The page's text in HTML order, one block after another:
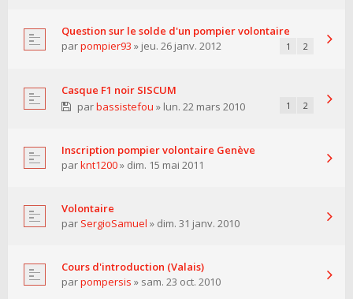
Question sur le solde d'un pompier volontaire
parpompier93 » jeu. 26 janv. 2012 1 2
Casque F1 noir SISCUM
parbassistefou » lun. 22 mars 2010 1 2
Inscription pompier volontaire Genève
parknt1200» dim. 15 mai 2011
Volontaire
par SergioSamuel » dim. 31 janv. 2010
Cours d'introduction (Valais)
parpompersis » sam. 23 oct. 2010